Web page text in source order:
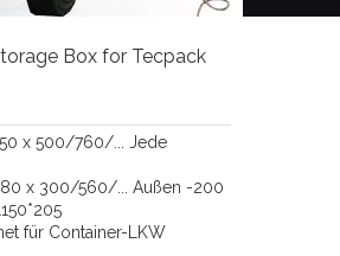
Box for Tecpack
x 500/760/... Jede
x 300/560/... Außen -200
für Container-LKW